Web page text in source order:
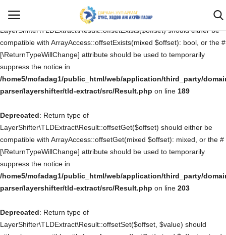
Deprecated
: Return type of
LayerShifter\TLDExtract\Result::offsetExists($offset) should either be
compatible with ArrayAccess::offsetExists(mixed $offset): bool, or the #
[\ReturnTypeWillChange] attribute should be used to temporarily
suppress the notice in
/home5/mofadag1/public_html/web/application/third_party/
parser/layershifter/tld-extract/src/Result.php on line 189
Deprecated: Return type of
LayerShifter\TLDExtract\Result::offsetGet($offset) should either be
compatible with ArrayAccess::offsetGet(mixed $offset): mixed, or the #
[\ReturnTypeWillChange] attribute should be used to temporarily
suppress the notice in
/home5/mofadag1/public_html/web/application/third_party/
parser/layershifter/tld-extract/src/Result.php on line 203
Deprecated: Return type of
LayerShifter\TLDExtract\Result::offsetSet($offset, $value) should
Нэвтрэх Бүртгүүлэх
Эхлэх
САНАЛ ХҮСЭЛТ, ӨРГӨДӨЛ ГОМДОЛ
Бидний тухай
Мэдээ мэдээлэл
Ил тод байдал
Хууль тогтоомж